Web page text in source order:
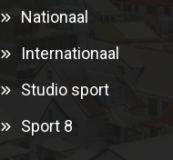
Nationaal
Internationaal
Studio sport
Sport 8